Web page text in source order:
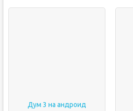
Дум 3 на андроид